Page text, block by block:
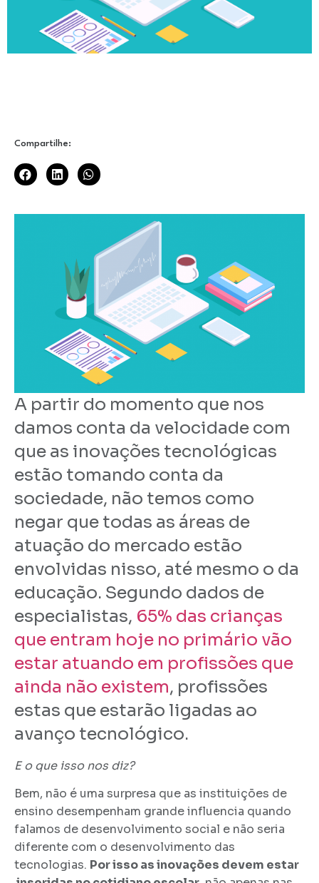
Compartilhe:
A partir do momento que nos
damos conta da velocidade com
que as inovações tecnológicas
estão tomando conta da
sociedade, não temos como
negar que todas as áreas de
atuação do mercado estão
envolvidas nisso, até mesmo o da
educação. Segundo dados de
especialistas, 65% das crianças
que entram hoje no primário vão
estar atuando em profissões que
ainda não existem, profissões
estas que estarão ligadas ao
avanço tecnológico.
E o que isso nos diz?
Bem, não é uma surpresa que as instituições de
ensino desempenham grande influencia quando
falamos de desenvolvimento social e não seria
diferente com o desenvolvimento das
tecnologias. Por isso as inovações devem estar